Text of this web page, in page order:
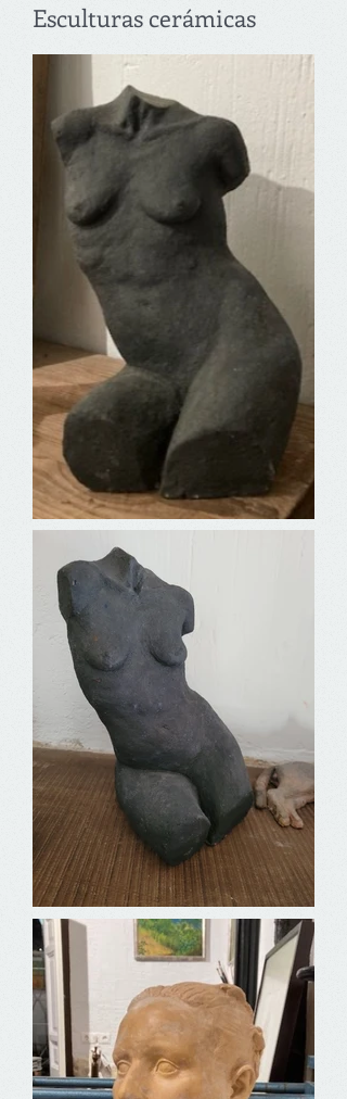
Esculturas cerámicas